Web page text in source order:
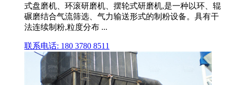
式盘磨机、环滚研磨机、摆轮式研磨机,是一种以环、辊
碾磨结合气流筛选、气力输送形式的制粉设备。具有干
法连续制粉,粒度分布 ...
联系电话: 180 3780 8511